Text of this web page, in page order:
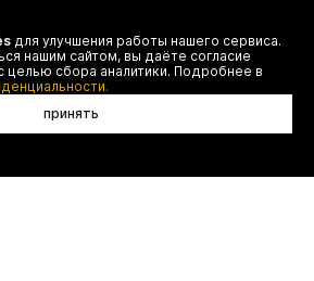
обработку и хранение моих
(имя, email, телефон) для получения
рассылок от ООО 'БТ
с
для улучшения работы нашего сервиса.
нашим сайтом, вы даёте согласие
целью сбора аналитики. Подробнее в
принять